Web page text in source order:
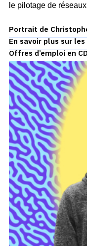
le pilotage de
Portrait de
En savoir plus sur les
Offres d’emploi en